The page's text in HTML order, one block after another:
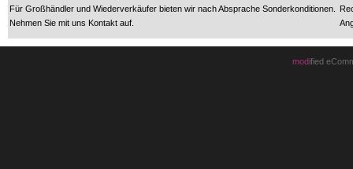
Für Großhändler und Wiederverkäufer bieten wir nach Absprache Sonderkonditionen.
Nehmen Sie mit uns Kontakt auf.
modified